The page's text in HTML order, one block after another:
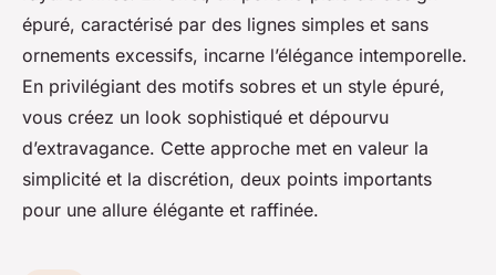
épuré, caractérisé par des lignes simples et sans
ornements excessifs, incarne l’élégance intemporelle.
En privilégiant des motifs sobres et un style épuré,
vous créez un look sophistiqué et dépourvu
d’extravagance. Cette approche met en valeur la
simplicité et la discrétion, deux points importants
pour une allure élégante et raffinée.